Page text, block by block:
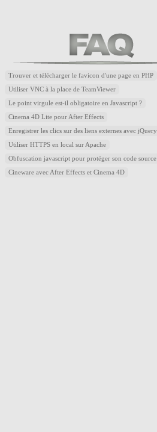
Trouver et télécharger le favicon d'une page en PHP
Utiliser VNC à la place de TeamViewer
Le point virgule est-il obligatoire en Javascript ?
Cinema 4D Lite pour After Effects
Enregistrer les clics sur des liens externes avec jQuery
Utiliser HTTPS en local sur Apache
Obfuscation javascript pour protéger son code source
Cineware avec After Effects et Cinema 4D